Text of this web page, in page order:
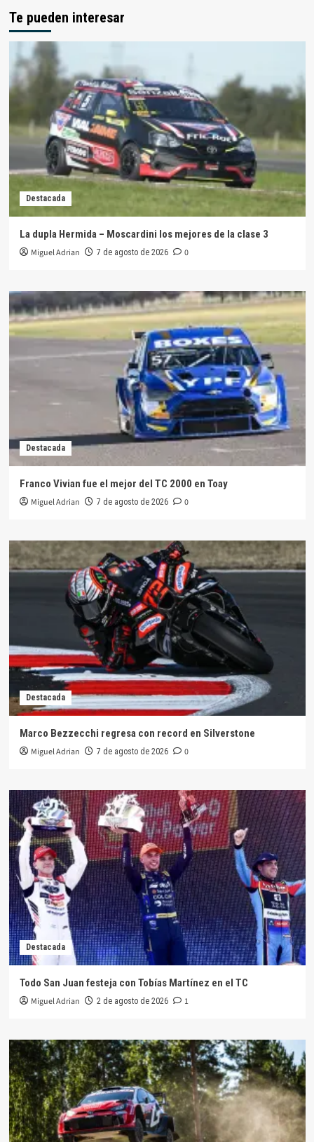
Te pueden interesar
Destacada
La dupla Hermida – Moscardini los mejores de la clase 3
Miguel Adrian 7 de agosto de 2026 0
Destacada
Franco Vivian fue el mejor del TC 2000 en Toay
Miguel Adrian 7 de agosto de 2026 0
Destacada
Marco Bezzecchi regresa con record en Silverstone
Miguel Adrian 7 de agosto de 2026 0
Destacada
Todo San Juan festeja con Tobías Martínez en el TC
Miguel Adrian 2 de agosto de 2026 1